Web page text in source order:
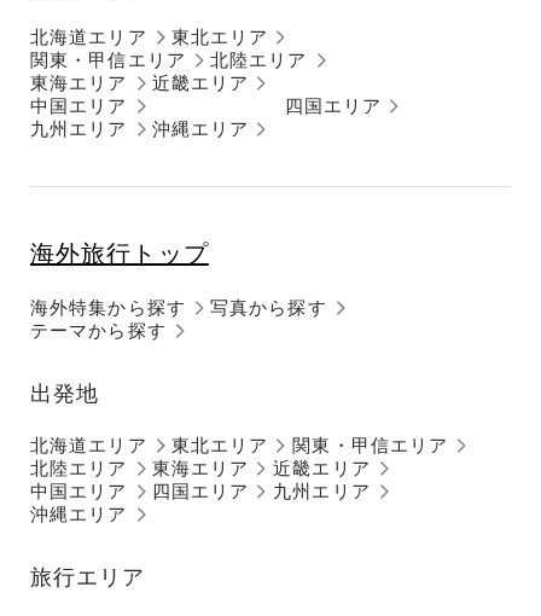
北海道エリア
東北エリア
関東・甲信エリア
北陸エリア
東海エリア
近畿エリア
中国エリア
四国エリア
九州エリア
沖縄エリア
海外旅行トップ
海外特集から探す
テーマから探す
写真から探す
出発地
北海道エリア 東北エリア
関東・甲信エリア
北陸エリア
東海エリア
近畿エリア
中国エリア
四国エリア
九州エリア
沖縄エリア
旅行エリア